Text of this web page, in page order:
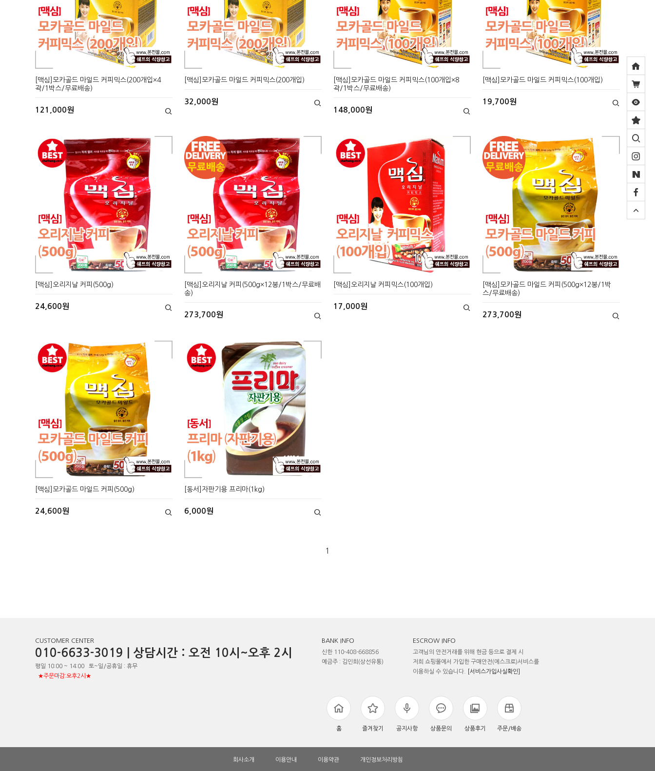
[맥심]모카골드 마일드 커피믹스(200개입×4
곽/1박스/무료배송)
121,000원
[맥심]모카골드 마일드 커피믹스(200개입)
32,000원
[맥심]모카골드 마일드 커피믹스(100개입×8
곽/1박스/무료배송)
148,000원
[맥심]모카골드 마일드 커피믹스(100개입)
19,700원
[맥심]오리지날 커피(500g)
24,600원
[맥심]오리지날 커피(500g×12봉/1박스/무료배
송)
273,700원
[맥심]오리지날 커피믹스(100개입)
17,000원
[맥심]모카골드 마일드 커피(500g×12봉/1박
스/무료배송)
273,700원
[맥심]모카골드 마일드 커피(500g)
24,600원
[동서]자판기용 프리마(1kg)
6,000원
1
CUSTOMER CENTER
010-6633-3019 | 상담시간 : 오전 10시~오후 2시
평일 10:00 ~ 14:00 토~일/공휴일 : 휴무
★주문마감:오후2시★
BANK INFO
신한 110-408-668856
예금주 : 김인희(상선유통)
ESCROW INFO
고객님의 안전거래를 위해 현금 등으로 결제 시
저희 쇼핑몰에서 가입한 구매안전(에스크로)서비스를
이용하실 수 있습니다.
[서비스가입사실확인]
홈 즐겨찾기 공지사항 상품문의 상품후기 주문/배송
회사소개 이용안내 이용약관 개인정보처리방침